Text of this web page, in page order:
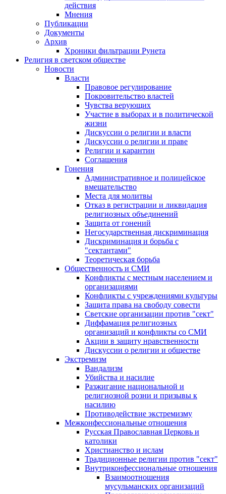
действия
Мнения
Публикации
Документы
Архив
Хроники фильтрации Рунета
Религия в светском обществе
Новости
Власти
Правовое регулирование
Покровительство властей
Чувства верующих
Участие в выборах и в политической
жизни
Дискуссии о религии и власти
Дискуссии о религии и праве
Религии и карантин
Соглашения
Гонения
Административное и полицейское
вмешательство
Места для молитвы
Отказ в регистрации и ликвидация
религиозных объединений
Защита от гонений
Негосударственная дискриминация
Дискриминация и борьба с
"сектантами"
Теоретическая борьба
Общественность и СМИ
Конфликты с местным населением и
организациями
Конфликты с учреждениями культуры
Защита права на свободу совести
Светские организации против "сект"
Диффамация религиозных
организаций и конфликты со СМИ
Акции в защиту нравственности
Дискуссии о религии и обществе
Экстремизм
Вандализм
Убийства и насилие
Разжигание национальной и
религиозной розни и призывы к
насилию
Противодействие экстремизму
Межконфессиональные отношения
Русская Православная Церковь и
католики
Христианство и ислам
Традиционные религии против "сект"
Внутриконфессиональные отношения
Взаимоотношения
мусульманских организаций